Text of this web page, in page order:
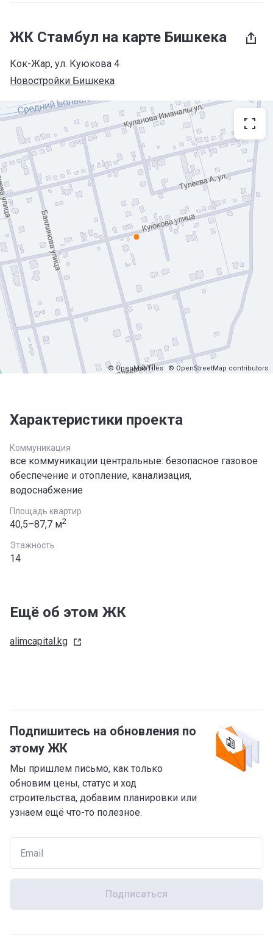
ЖК Стамбул на карте Бишкека
Кок-Жар, ул. Куюкова 4
Новостройки Бишкека
© OpenMapTiles © OpenStreetMap contributors
Характеристики проекта
Коммуникация
все коммуникации центральные: безопасное газовое
обеспечение и отопление, канализация,
водоснабжение
Площадь квартир
40,5–87,7 м2
Этажность
14
Ещё об этом ЖК
alimcapital.kg
Подпишитесь на обновления по
этому ЖК
Мы пришлем письмо, как только
обновим цены, статус и ход
строительства, добавим планировки или
узнаем ещё что-то полезное.
Подписаться